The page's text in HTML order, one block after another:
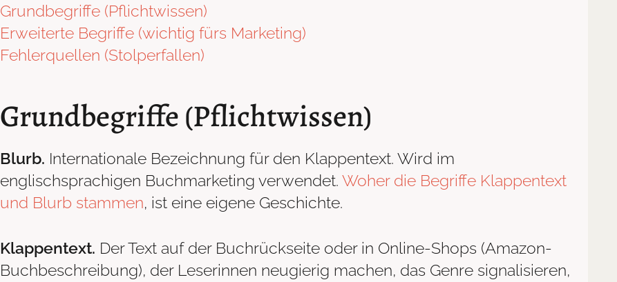
Grundbegriffe (Pflichtwissen)
Erweiterte Begriffe (wichtig fürs Marketing)
Fehlerquellen (Stolperfallen)
Grundbegriffe (Pflichtwissen)
Blurb. Internationale Bezeichnung für den Klappentext. Wird im
englischsprachigen Buchmarketing verwendet. Woher die Begriffe Klappentext
und Blurb stammen, ist eine eigene Geschichte.
Klappentext. Der Text auf der Buchrückseite oder in Online-Shops (Amazon-
Buchbeschreibung), der Leserinnen neugierig machen, das Genre signalisieren,